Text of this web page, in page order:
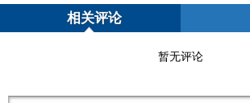
相关评论
暂无评论